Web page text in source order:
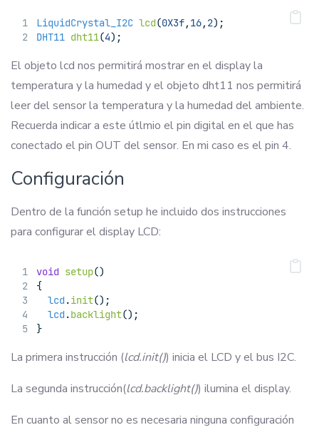
LiquidCrystal_I2C lcd(0X3f, 16, 2);
DHT11 dht11(4);
El objeto lcd nos permitirá mostrar en el display la
temperatura y la humedad y el objeto dht11 nos permitirá
leer del sensor la temperatura y la humedad del ambiente.
Recuerda indicar a este útlmio el pin digital en el que has
conectado el pin OUT del sensor. En mi caso es el pin 4.
Configuración
Dentro de la función setup he incluido dos instrucciones
para configurar el display LCD:
void setup()
{
lcd .init();
lcd .backlight();
}
La primera instrucción (lcd.init()) inicia el LCD y el bus I2C.
La segunda instrucción(lcd.backlight()) ilumina el display.
En cuanto al sensor no es necesaria ninguna configuración